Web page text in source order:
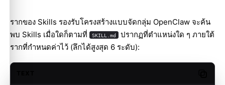
รากของ Skills รองรับโครงสร้างแบบจัดกลุ่ม OpenClaw จะค้น
พบ Skills เมื่อใดก็ตามที่
SKILL.md ปรากฏที่ตำแหน่งใด ๆ ภายใต้
รากที่กำหนดค่าไว้ (ลึกได้สูงสุด 6 ระดับ):